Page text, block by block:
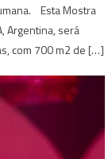
Esta Mostra
Argentina, será
com 700 m2 de […]